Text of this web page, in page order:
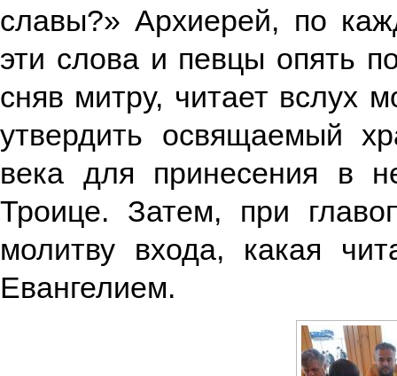
славы?» Архиерей, по
эти слова и певцы опять
сняв митру, читает вслух
утвердить освящаемый
века для принесения в
Троице. Затем, при
молитву входа, какая
Евангелием.